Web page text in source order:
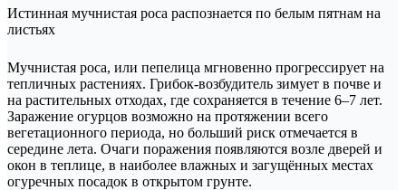
Истинная мучнистая роса распознается по белым пятнам на
листьях
Мучнистая роса, или пепелица мгновенно прогрессирует на
тепличных растениях. Грибок-возбудитель зимует в почве и
на растительных отходах, где сохраняется в течение 6–7 лет.
Заражение огурцов возможно на протяжении всего
вегетационного периода, но больший риск отмечается в
середине лета. Очаги поражения появляются возле дверей и
окон в теплице, в наиболее влажных и загущённых местах
огуречных посадок в открытом грунте.